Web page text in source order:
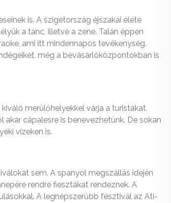
is. A szigetország éjszakai élete
a tánc, illetve a zene. Talán éppen
ami itt mindennapos tevékenység.
még a bevásárlóközpontokban is
merülőhelyekkel várja a turistákat.
cápalesre is benevezhetünk. De sokan
vizeken is.
sem. A spanyol megszállás idején
rendre fiesztákat rendeznek. A
A legnépszerűbb fesztivál az Ati-